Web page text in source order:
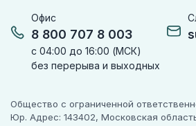
Офис
8 800 707 8 003
с 04:00 до 16:00 (МСК)
без перерыва и выходных
Общество с ограниченной
Юр. Адрес: 143402, Московская